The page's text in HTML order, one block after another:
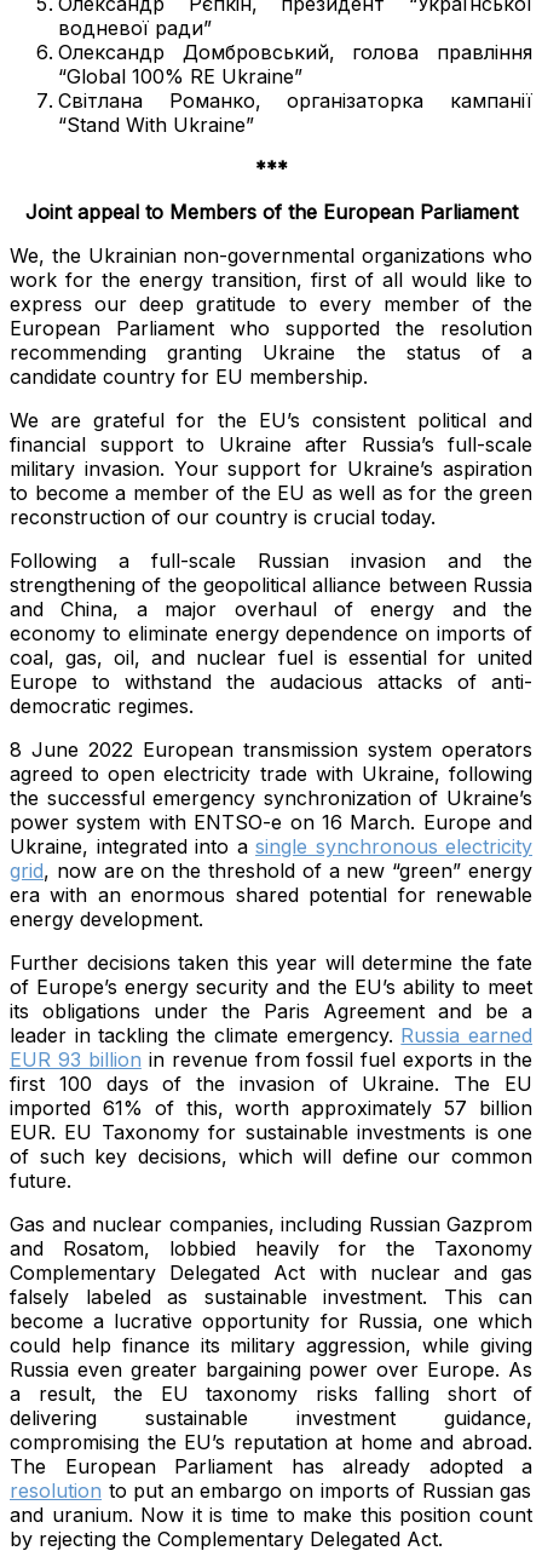
водневої ради”
Олександр Домбровський, голова правління
“Global 100% RE Ukraine”
Світлана Романко, організаторка кампанії
“Stand With Ukraine”
***
Joint appeal to Members of the European Parliament
We, the Ukrainian non-governmental organizations who
work for the energy transition, first of all would like to
express our deep gratitude to every member of the
European Parliament who supported the resolution
recommending granting Ukraine the status of a
candidate country for EU membership.
We are grateful for the EU’s consistent political and
financial support to Ukraine after Russia’s full-scale
military invasion. Your support for Ukraine’s aspiration
to become a member of the EU as well as for the green
reconstruction of our country is crucial today.
Following a full-scale Russian invasion and the
strengthening of the geopolitical alliance between Russia
and China, a major overhaul of energy and the
economy to eliminate energy dependence on imports of
coal, gas, oil, and nuclear fuel is essential for united
Europe to withstand the audacious attacks of anti-
democratic regimes.
8 June 2022 European transmission system operators
agreed to open electricity trade with Ukraine, following
the successful emergency synchronization of Ukraine’s
power system with ENTSO-e on 16 March. Europe and
Ukraine, integrated into a single synchronous electricity
grid, now are on the threshold of a new “green” energy
era with an enormous shared potential for renewable
energy development.
Further decisions taken this year will determine the fate
of Europe’s energy security and the EU’s ability to meet
its obligations under the Paris Agreement and be a
leader in tackling the climate emergency. Russia earned
EUR 93 billion in revenue from fossil fuel exports in the
first 100 days of the invasion of Ukraine. The EU
imported 61% of this, worth approximately 57 billion
EUR. EU Taxonomy for sustainable investments is one
of such key decisions, which will define our common
future.
Gas and nuclear companies, including Russian Gazprom
and Rosatom, lobbied heavily for the Taxonomy
Complementary Delegated Act with nuclear and gas
falsely labeled as sustainable investment. This can
become a lucrative opportunity for Russia, one which
could help finance its military aggression, while giving
Russia even greater bargaining power over Europe. As
a result, the EU taxonomy risks falling short of
delivering sustainable investment guidance,
compromising the EU’s reputation at home and abroad.
The European Parliament has already adopted a
resolution to put an embargo on imports of Russian gas
and uranium. Now it is time to make this position count
by rejecting the Complementary Delegated Act.